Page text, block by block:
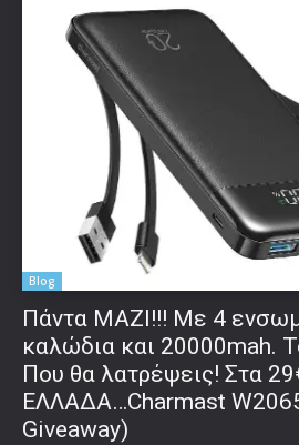
Blog
Πάντα ΜΑΖΙ!!! Με 4
καλώδια και 20000mah.
Που θα λατρέψεις! Στα
ΕΛΛΑΔΑ…Charmast
Giveaway)